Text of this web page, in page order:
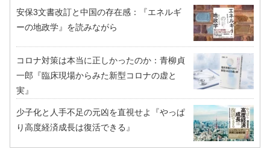
安保3文書改訂と中国の存在感：『エネルギ
ーの地政学』を読みながら
コロナ対策は本当に正しかったのか：青柳貞
一郎『臨床現場からみた新型コロナの虚と
実』
少子化と人手不足の元凶を直視せよ『やっぱ
り高度経済成長は復活できる』